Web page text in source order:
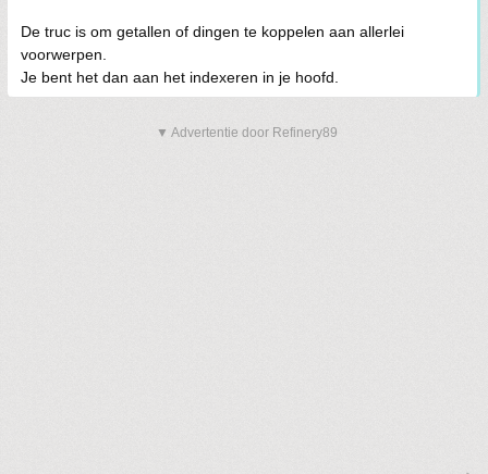
De truc is om getallen of dingen te koppelen aan allerlei
voorwerpen.
Je bent het dan aan het indexeren in je hoofd.
▼ Advertentie door Refinery89